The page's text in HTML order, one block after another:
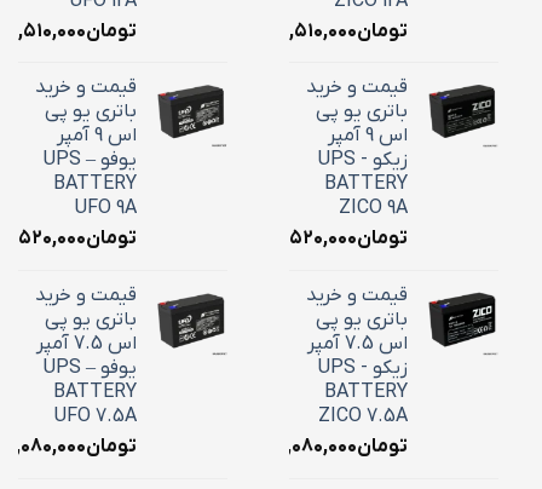
تومان۴,۵۱۰,۰۰۰
قیمت و خرید
باتری یو پی
اس 9 آمپر
زیکو - UPS
BATTERY
ZICO 9A
تومان۳,۵۲۰,۰۰۰
قیمت و خرید
باتری یو پی
اس 7.5 آمپر
زیکو - UPS
BATTERY
ZICO 7.5A
تومان۳,۰۸۰,۰۰۰
تومان۴,۵۱۰,۰۰۰
قیمت و خرید
باتری یو پی
اس 9 آمپر
یوفو – UPS
BATTERY
UFO 9A
تومان۳,۵۲۰,۰۰۰
قیمت و خرید
باتری یو پی
اس 7.5 آمپر
یوفو – UPS
BATTERY
UFO 7.5A
تومان۳,۰۸۰,۰۰۰